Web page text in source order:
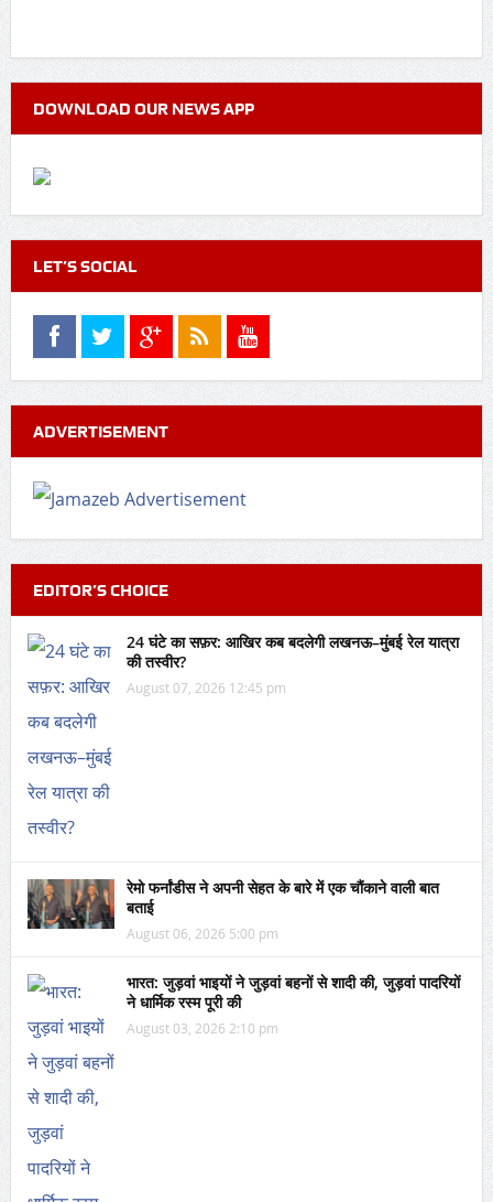
DOWNLOAD OUR NEWS APP
LET’S SOCIAL
ADVERTISEMENT
EDITOR’S CHOICE
24 घंटे का सफ़र: आखिर कब बदलेगी लखनऊ–मुंबई रेल यात्रा
की तस्वीर?
August 07, 2026 12:45 pm
रेमो फर्नांडीस ने अपनी सेहत के बारे में एक चौंकाने वाली बात
बताई
August 06, 2026 5:00 pm
भारत: जुड़वां भाइयों ने जुड़वां बहनों से शादी की, जुड़वां पादरियों
ने धार्मिक रस्म पूरी की
August 03, 2026 2:10 pm